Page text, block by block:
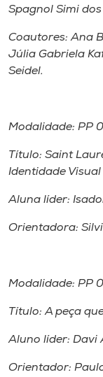
Spagnol Simi
Coautores: Ana
Júlia Gabriela
Seidel.
Modalidade: PP
Título: Saint
Identidade
Aluna líder:
Orientadora:
Modalidade: PP
Título: A peça
Aluno líder: Davi
Orientador: